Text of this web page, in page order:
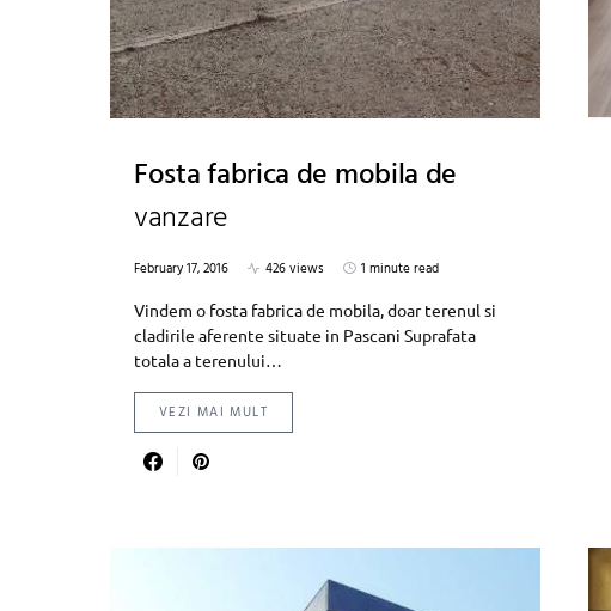
Fosta fabrica de mobila de
vanzare
February 17, 2016 426 views
1 minute read
Vindem o fosta fabrica de mobila, doar terenul si
cladirile aferente situate in Pascani Suprafata
totala a terenului…
VEZI MAI MULT